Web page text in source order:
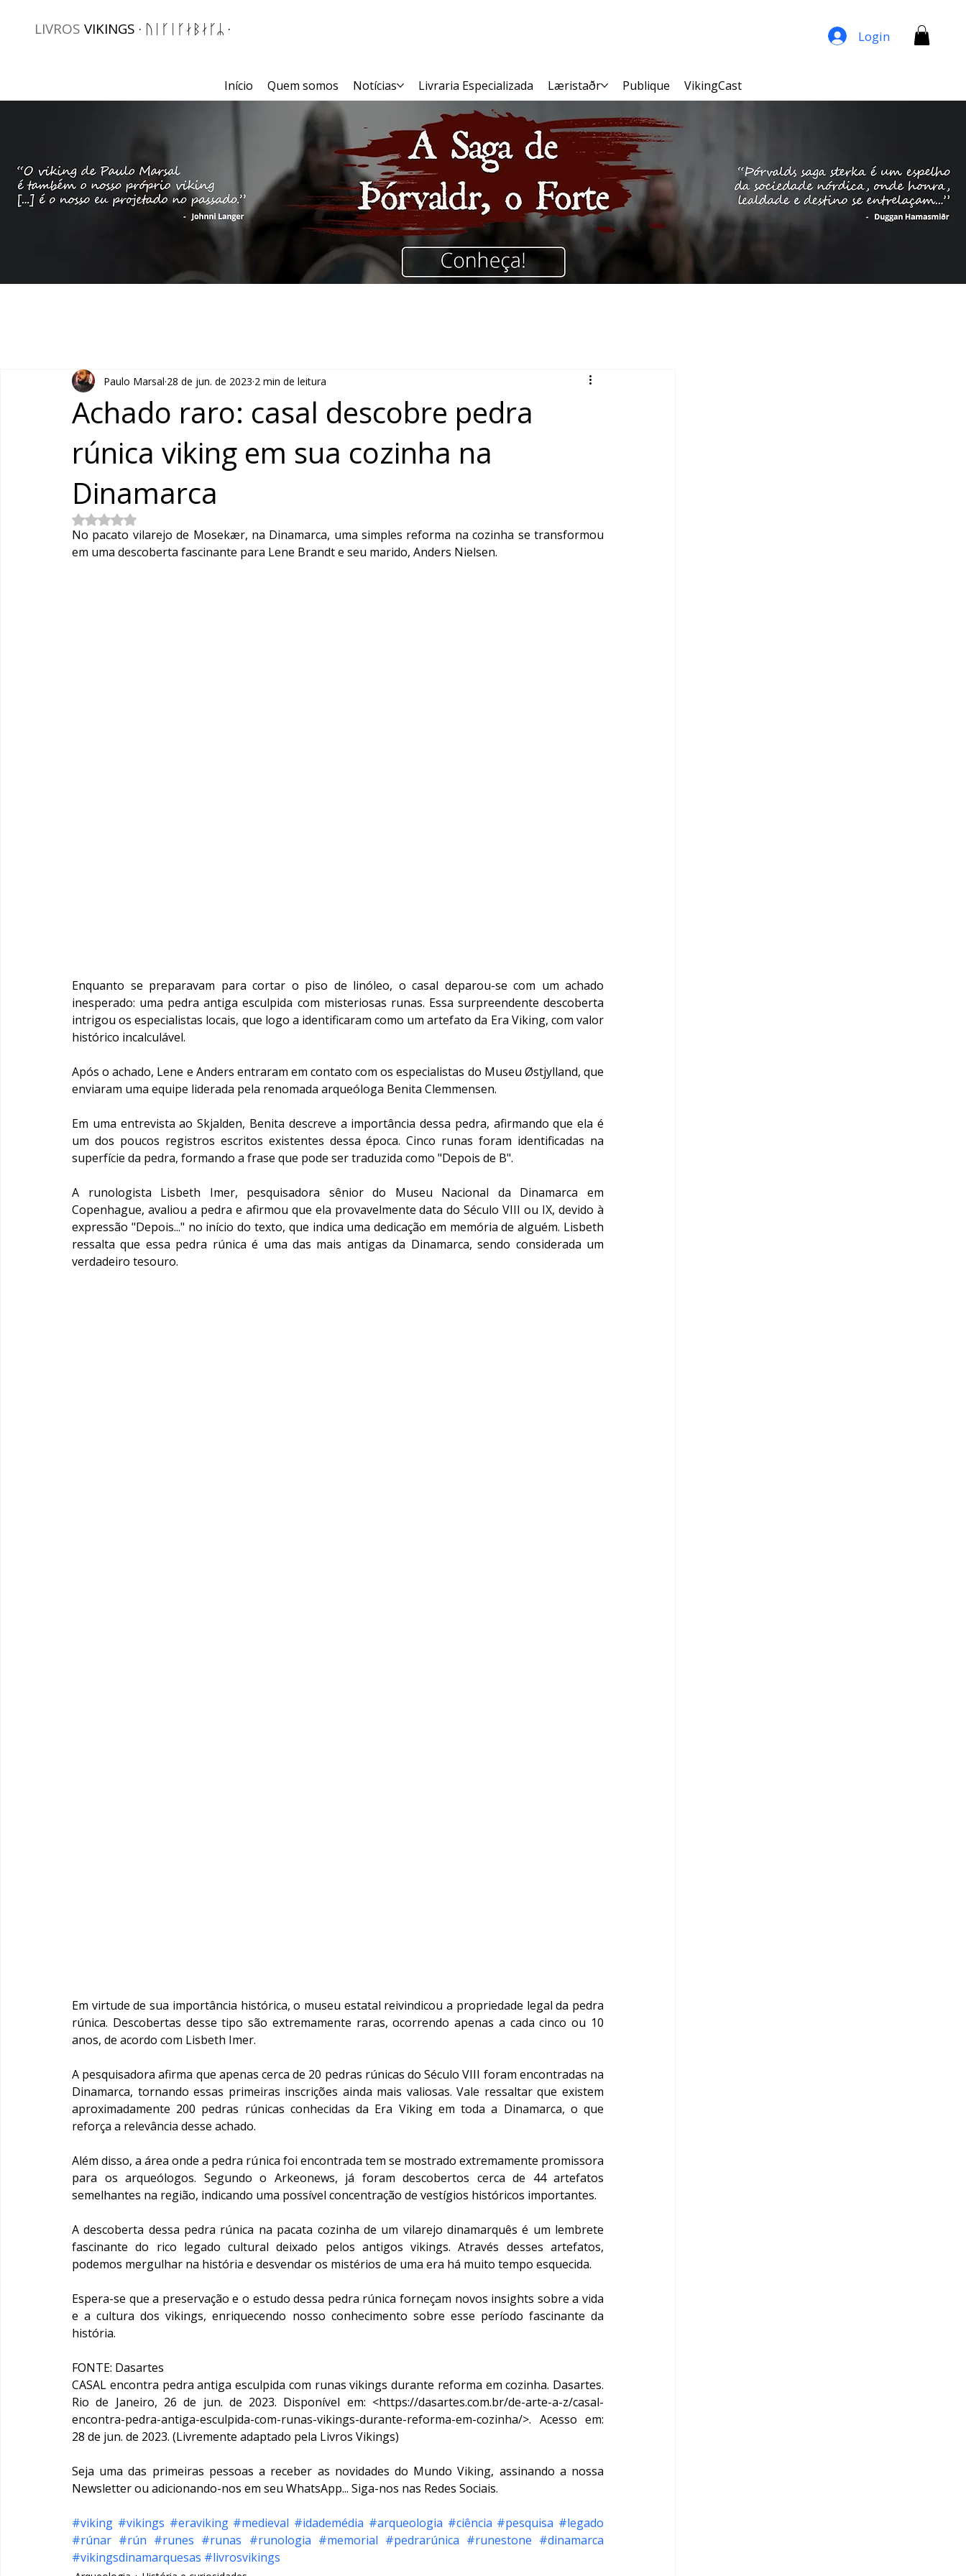
Início Quem somos Notícias Livraria Especializada Læristaðr Publique VikingCast
LIVROS VIKINGS · ᚢᛁᚴᛁᚴᛅᛒᛅᚴᛦ · Login
Achado raro: casal descobre pedra
rúnica viking em sua cozinha na
Dinamarca
Paulo Marsal 28 de jun. de 2023 2 min de leitura
Avaliado com NaN de 5 estrelas.
No pacato vilarejo de Mosekær, na Dinamarca, uma simples reforma na cozinha se transformou
em uma descoberta fascinante para Lene Brandt e seu marido, Anders Nielsen.
Enquanto se preparavam para cortar o piso de linóleo, o casal deparou-se com um achado
inesperado: uma pedra antiga esculpida com misteriosas runas. Essa surpreendente descoberta
intrigou os especialistas locais, que logo a identificaram como um artefato da Era Viking, com valor
histórico incalculável.
Após o achado, Lene e Anders entraram em contato com os especialistas do Museu Østjylland, que
enviaram uma equipe liderada pela renomada arqueóloga Benita Clemmensen.
Em uma entrevista ao Skjalden, Benita descreve a importância dessa pedra, afirmando que ela é
um dos poucos registros escritos existentes dessa época. Cinco runas foram identificadas na
superfície da pedra, formando a frase que pode ser traduzida como "Depois de B".
A runologista Lisbeth Imer, pesquisadora sênior do Museu Nacional da Dinamarca em
Copenhague, avaliou a pedra e afirmou que ela provavelmente data do Século VIII ou IX, devido à
expressão "Depois..." no início do texto, que indica uma dedicação em memória de alguém. Lisbeth
ressalta que essa pedra rúnica é uma das mais antigas da Dinamarca, sendo considerada um
verdadeiro tesouro.
Em virtude de sua importância histórica, o museu estatal reivindicou a propriedade legal da pedra
rúnica. Descobertas desse tipo são extremamente raras, ocorrendo apenas a cada cinco ou 10
anos, de acordo com Lisbeth Imer.
A pesquisadora afirma que apenas cerca de 20 pedras rúnicas do Século VIII foram encontradas na
Dinamarca, tornando essas primeiras inscrições ainda mais valiosas. Vale ressaltar que existem
aproximadamente 200 pedras rúnicas conhecidas da Era Viking em toda a Dinamarca, o que
reforça a relevância desse achado.
Além disso, a área onde a pedra rúnica foi encontrada tem se mostrado extremamente promissora
para os arqueólogos. Segundo o Arkeonews, já foram descobertos cerca de 44 artefatos
semelhantes na região, indicando uma possível concentração de vestígios históricos importantes.
A descoberta dessa pedra rúnica na pacata cozinha de um vilarejo dinamarquês é um lembrete
fascinante do rico legado cultural deixado pelos antigos vikings. Através desses artefatos,
podemos mergulhar na história e desvendar os mistérios de uma era há muito tempo esquecida.
Espera-se que a preservação e o estudo dessa pedra rúnica forneçam novos insights sobre a vida
e a cultura dos vikings, enriquecendo nosso conhecimento sobre esse período fascinante da
história.
FONTE: Dasartes
CASAL encontra pedra antiga esculpida com runas vikings durante reforma em cozinha. Dasartes.
Rio de Janeiro, 26 de jun. de 2023. Disponível em: <https://dasartes.com.br/de-arte-a-z/casal-
encontra-pedra-antiga-esculpida-com-runas-vikings-durante-reforma-em-cozinha/>. Acesso em:
28 de jun. de 2023. (Livremente adaptado pela Livros Vikings)
Seja uma das primeiras pessoas a receber as novidades do Mundo Viking, assinando a nossa
Newsletter ou adicionando-nos em seu WhatsApp... Siga-nos nas Redes Sociais.
#viking #vikings #eraviking #medieval #idademédia #arqueologia #ciência #pesquisa #legado
#rúnar #rún #runes #runas #runologia #memorial #pedrarúnica #runestone #dinamarca
#vikingsdinamarquesas #livrosvikings